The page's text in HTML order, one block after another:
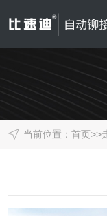
当前位置： 首页>>